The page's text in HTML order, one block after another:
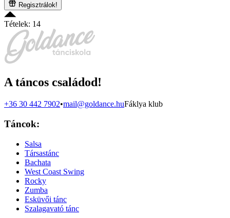
Regisztrálok!
Tételek: 14
A táncos családod!
+36 30 442 7902•mail@goldance.huFáklya klub
Táncok:
Salsa
Társastánc
Bachata
West Coast Swing
Rocky
Zumba
Esküvői tánc
Szalagavató tánc